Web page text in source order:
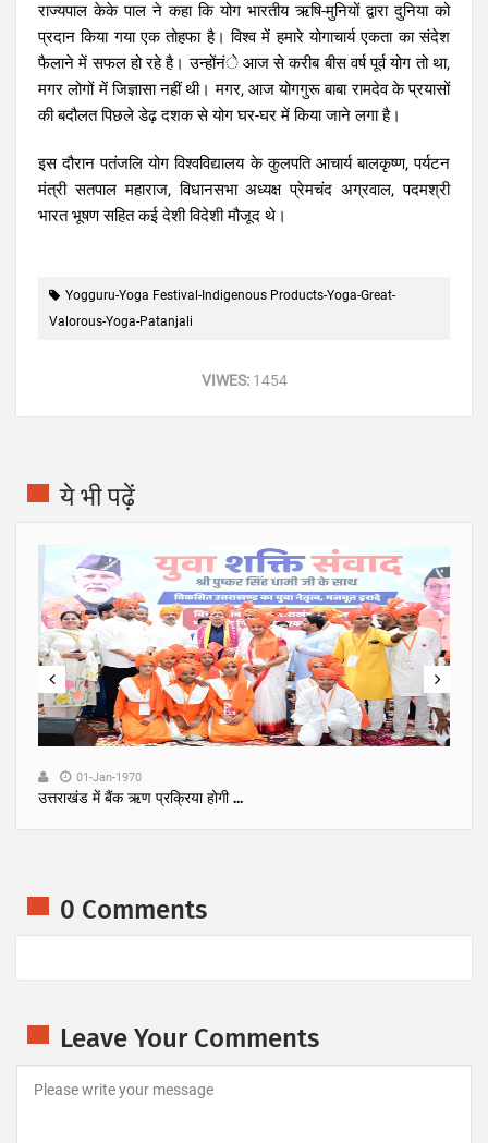
राज्यपाल केके पाल ने कहा कि योग भारतीय ऋषि-मुनियों द्वारा दुनिया को
प्रदान किया गया एक तोहफा है। विश्व में हमारे योगाचार्य एकता का संदेश
फैलाने में सफल हो रहे है। उन्होंनंे आज से करीब बीस वर्ष पूर्व योग तो था,
मगर लोगों में जिज्ञासा नहीं थी। मगर, आज योगगुरू बाबा रामदेव के प्रयासों
की बदौलत पिछले डेढ़ दशक से योग घर-घर में किया जाने लगा है।
इस दौरान पतंजलि योग विश्वविद्यालय के कुलपति आचार्य बालकृष्ण, पर्यटन
मंत्री सतपाल महाराज, विधानसभा अध्यक्ष प्रेमचंद अग्रवाल, पदमश्री
भारत भूषण सहित कई देशी विदेशी मौजूद थे।
Yogguru-Yoga Festival-Indigenous Products-Yoga-Great-
Valorous-Yoga-Patanjali
VIWES: 1454
ये भी पढ़ें
01-Jan-1970
उत्तराखंड में बैंक ऋण प्रक्रिया होगी ...
0 Comments
Leave Your Comments